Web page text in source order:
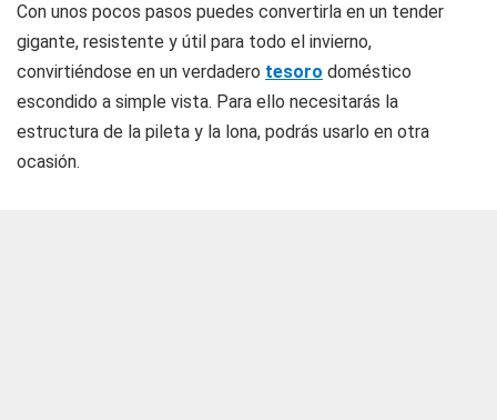
Con unos pocos pasos puedes convertirla en un tender
gigante, resistente y útil para todo el invierno,
convirtiéndose en un verdadero tesoro doméstico
escondido a simple vista. Para ello necesitarás la
estructura de la pileta y la lona, podrás usarlo en otra
ocasión.